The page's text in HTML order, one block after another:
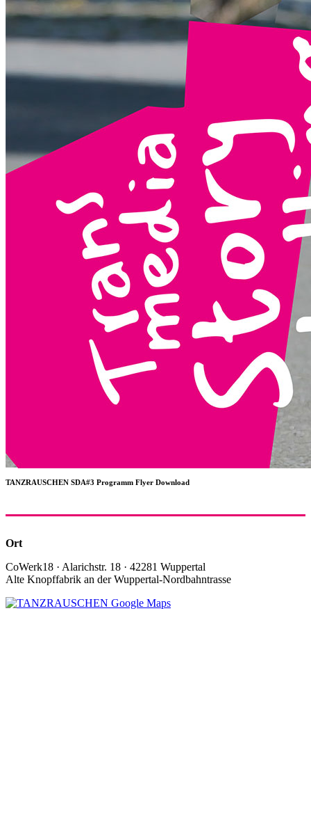
TANZRAUSCHEN SDA#3 Programm Flyer Download
Ort
CoWerk18 · Alarichstr. 18 · 42281 Wuppertal
Alte Knopffabrik an der Wuppertal-Nordbahntrasse